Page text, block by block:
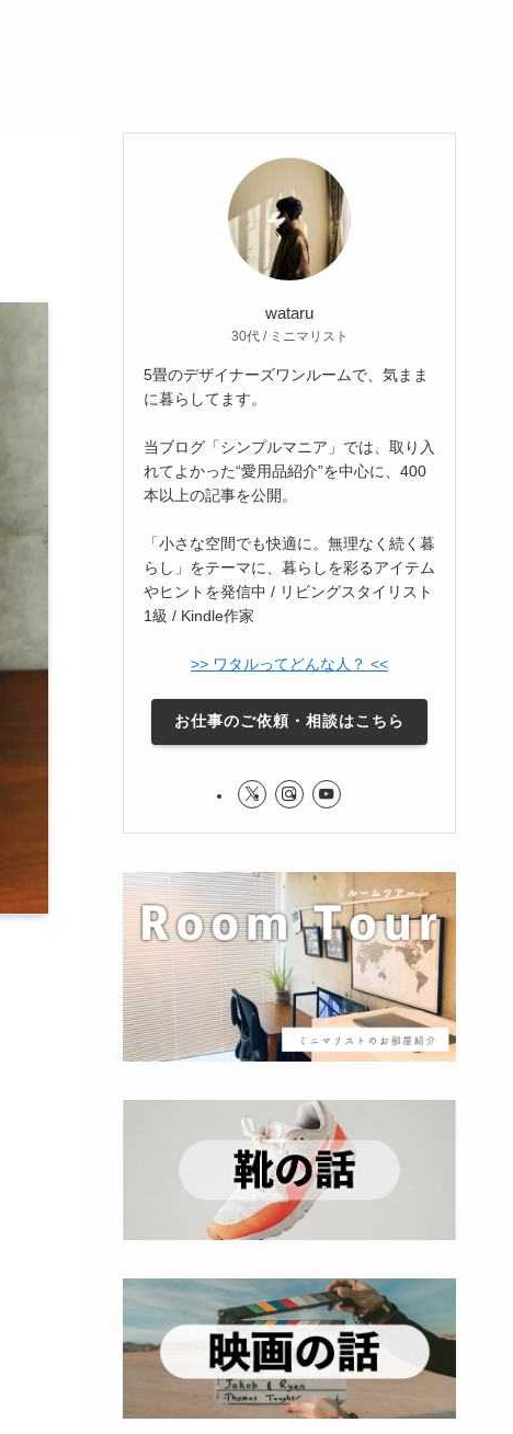
wataru
30代 / ミニマリスト
5畳のデザイナーズワンルームで、気まま
に暮らしてます。
当ブログ「シンプルマニア」では、取り入
れてよかった“愛用品紹介”を中心に、400
本以上の記事を公開。
「小さな空間でも快適に。無理なく続く暮
らし」をテーマに、暮らしを彩るアイテム
やヒントを発信中 / リビングスタイリスト
1級 / Kindle作家
>> ワタルってどんな人？ <<
お仕事のご依頼・相談はこちら